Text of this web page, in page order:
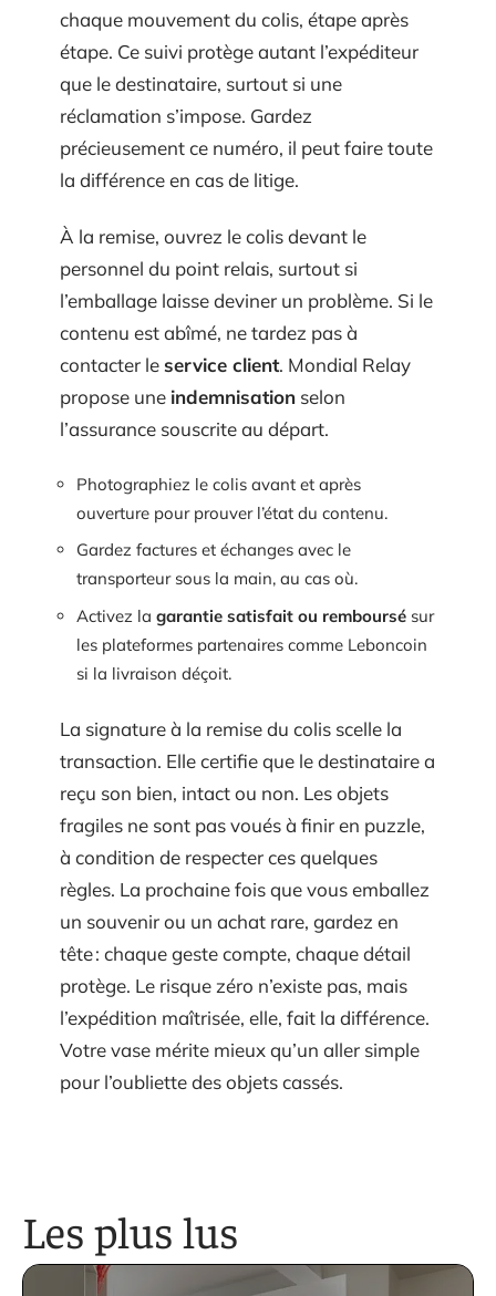
chaque mouvement du colis, étape après
étape. Ce suivi protège autant l’expéditeur
que le destinataire, surtout si une
réclamation s’impose. Gardez
précieusement ce numéro, il peut faire toute
la différence en cas de litige.
À la remise, ouvrez le colis devant le
personnel du point relais, surtout si
l’emballage laisse deviner un problème. Si le
contenu est abîmé, ne tardez pas à
contacter leservice client. Mondial Relay
propose une indemnisation selon
l’assurance souscrite au départ.
Photographiez le colis avant et après
ouverture pour prouver l’état du contenu.
Gardez factures et échanges avec le
transporteur sous la main, au cas où.
Activez la garantie satisfait ou remboursé sur
les plateformes partenaires comme Leboncoin
si la livraison déçoit.
La signature à la remise du colis scelle la
transaction. Elle certifie que le destinataire a
reçu son bien, intact ou non. Les objets
fragiles ne sont pas voués à finir en puzzle,
à condition de respecter ces quelques
règles. La prochaine fois que vous emballez
un souvenir ou un achat rare, gardez en
tête : chaque geste compte, chaque détail
protège. Le risque zéro n’existe pas, mais
l’expédition maîtrisée, elle, fait la différence.
Votre vase mérite mieux qu’un aller simple
pour l’oubliette des objets cassés.
Les plus lus